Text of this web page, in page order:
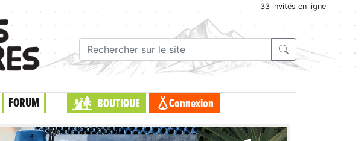
33 invités en ligne
FORUM BOUTIQUE Connexion